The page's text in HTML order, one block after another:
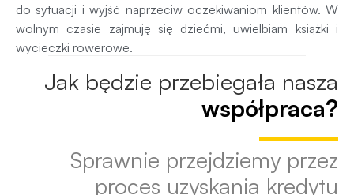
do sytuacji i wyjść naprzeciw oczekiwaniom klientów. W
wolnym czasie zajmuję się dziećmi, uwielbiam książki i
wycieczki rowerowe.
Jak będzie przebiegała nasza
współpraca?
Sprawnie przejdziemy przez
proces uzyskania kredytu